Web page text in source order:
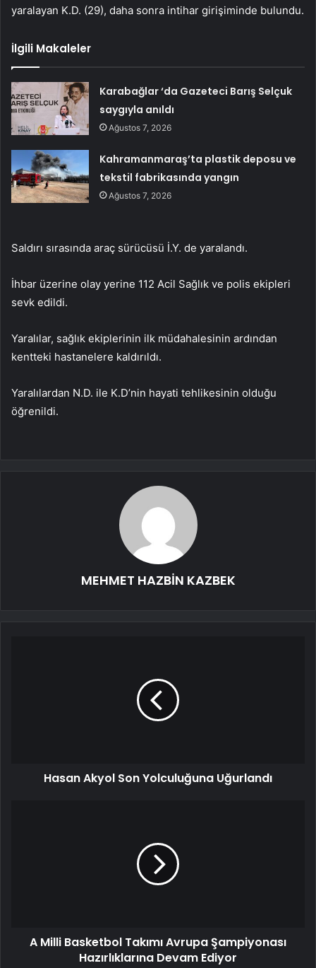
yaralayan K.D. (29), daha sonra intihar girişiminde bulundu.
İlgili Makaleler
Karabağlar ‘da Gazeteci Barış Selçuk
saygıyla anıldı
Ağustos 7, 2026
Kahramanmaraş’ta plastik deposu ve
tekstil fabrikasında yangın
Ağustos 7, 2026
Saldırı sırasında araç sürücüsü İ.Y. de yaralandı.
İhbar üzerine olay yerine 112 Acil Sağlık ve polis ekipleri
sevk edildi.
Yaralılar, sağlık ekiplerinin ilk müdahalesinin ardından
kentteki hastanelere kaldırıldı.
Yaralılardan N.D. ile K.D’nin hayati tehlikesinin olduğu
öğrenildi.
MEHMET HAZBİN KAZBEK
Hasan Akyol Son Yolculuğuna Uğurlandı
A Milli Basketbol Takımı Avrupa Şampiyonası
Hazırlıklarına Devam Ediyor